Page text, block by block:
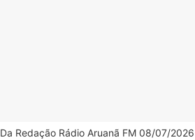
Da Redação Rádio Aruanã FM 08/07/